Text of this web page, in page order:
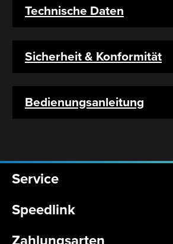
Technische Daten
Sicherheit & Konformität
Bedienungsanleitung
Service
Speedlink